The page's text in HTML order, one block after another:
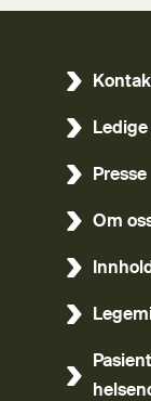
Presse
Om
(Ekstern
(Ekstern